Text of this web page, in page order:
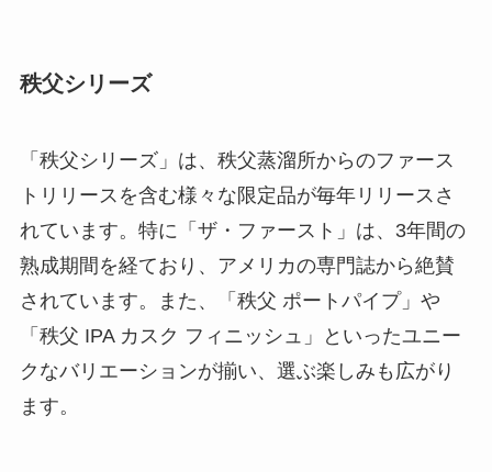
秩父シリーズ
「秩父シリーズ」は、秩父蒸溜所からのファース
トリリースを含む様々な限定品が毎年リリースさ
れています。特に「ザ・ファースト」は、3年間の
熟成期間を経ており、アメリカの専門誌から絶賛
されています。また、「秩父 ポートパイプ」や
「秩父 IPA カスク フィニッシュ」といったユニー
クなバリエーションが揃い、選ぶ楽しみも広がり
ます。